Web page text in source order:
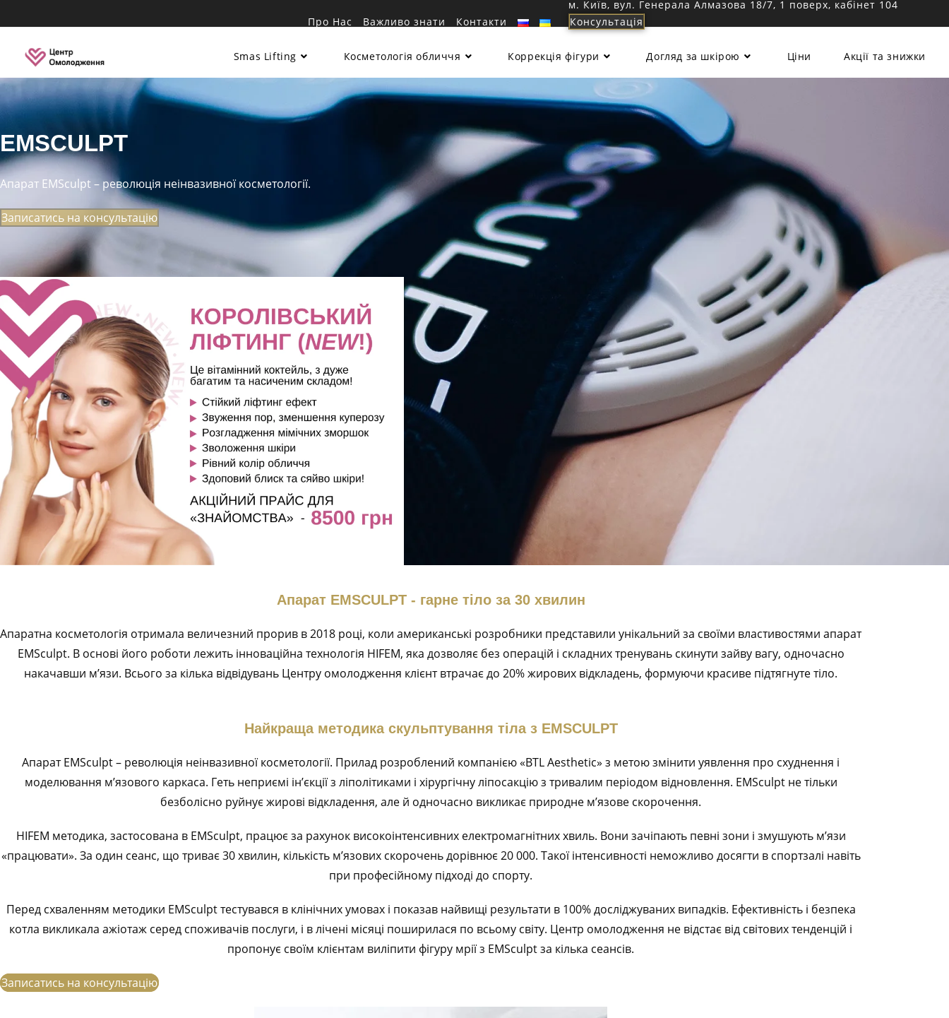
до
Про Нас Важливо знати Контакти
м. Київ, вул. Генерала Алмазова 18/7, 1 поверх, кабінет 104
Консультація
Smas Lifting Косметологія обличчя Коррекція фігури Догляд за шкірою Ціни Акції та знижки
EMSCULPT
Апарат EMSculpt – революція неінвазивної косметології.
Записатись на консультацію
Апарат EMSCULPT - гарне тіло за 30 хвилин
Апаратна косметологія отримала величезний прорив в 2018 році, коли американські розробники представили унікальний за своїми властивостями апарат
EMSculpt. В основі його роботи лежить інноваційна технологія HIFEM, яка дозволяє без операцій і складних тренувань скинути зайву вагу, одночасно
накачавши м’язи. Всього за кілька відвідувань Центру омолодження клієнт втрачає до 20% жирових відкладень, формуючи красиве підтягнуте тіло.
Найкраща методика скульптування тіла з EMSCULPT
Апарат EMSculpt – революція неінвазивної косметології. Прилад розроблений компанією «BTL Aesthetic» з метою змінити уявлення про схуднення і
моделювання м’язового каркаса. Геть неприємі ін’єкції з ліполітиками і хірургічну ліпосакцію з тривалим періодом відновлення. EMSculpt не тільки
безболісно руйнує жирові відкладення, але й одночасно викликає природне м’язове скорочення.
HIFEM методика, застосована в EMSculpt, працює за рахунок високоінтенсивних електромагнітних хвиль. Вони зачіпають певні зони і змушують м’язи
«працювати». За один сеанс, що триває 30 хвилин, кількість м’язових скорочень дорівнює 20 000. Такої інтенсивності неможливо досягти в спортзалі навіть
при професійному підході до спорту.
Перед схваленням методики EMSculpt тестувався в клінічних умовах і показав найвищі результати в 100% досліджуваних випадків. Ефективність і безпека
котла викликала ажіотаж серед споживачів послуги, і в лічені місяці поширилася по всьому світу. Центр омолодження не відстає від світових тенденцій і
пропонує своїм клієнтам виліпити фігуру мрії з EMSculpt за кілька сеансів.
Записатись на консультацію